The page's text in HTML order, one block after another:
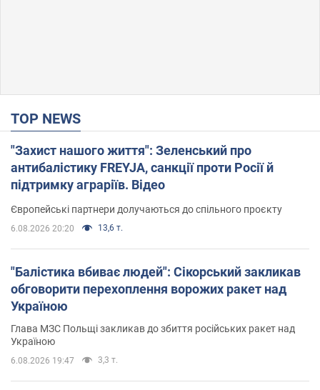
TOP NEWS
"Захист нашого життя": Зеленський про
антибалістику FREYJA, санкції проти Росії й
підтримку аграріїв. Відео
Європейські партнери долучаються до спільного проєкту
6.08.2026 20:20 13,6 т.
"Балістика вбиває людей": Сікорський закликав
обговорити перехоплення ворожих ракет над
Україною
Глава МЗС Польщі закликав до збиття російських ракет над
Україною
6.08.2026 19:47 3,3 т.